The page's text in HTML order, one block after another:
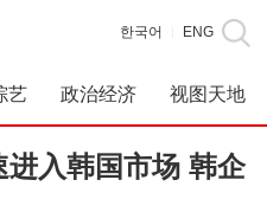
한국어 ENG
艺 政治经济 视图天地
入韩国市场 韩企